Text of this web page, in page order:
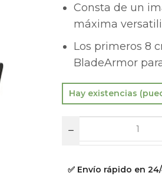
Consta de un
máxima
Los primeros 8
BladeArmor
Hay existencias
✅ Envío rápido en